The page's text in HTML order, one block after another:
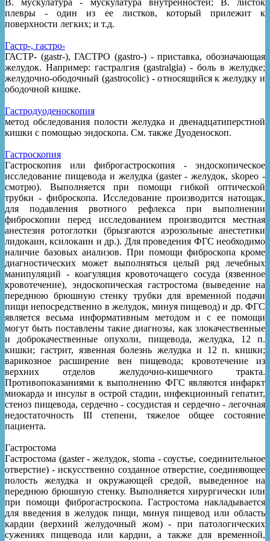
плевры - один из ее листков, который прилежит к
поверхности легких; и т.д.
Гастр-, гастро-
ГАСТР- (gastr-), ГАСТРО (gastro-) - приставка, обозначающая
желудок. Например: гастралгия (gastralgia) - боль в желудке;
желудочно-ободочный (gastrocolic) - относящийся к желудку и
ободочной кишке.
Гастродуоденоскопия
метод обследования полости желудка и двенадцатиперстной
кишки с помощью эндоскопа. См. также Дуоденоскоп.
Гастроскопия
Гастроскопия или фиброгастроскопия - эндоскопическое
исследование пищевода и желудка (gaster - желудок, skopeo -
смотрю). Выполняется при помощи гибкой оптической
трубки - фиброскопа. Исследование производится натощак,
для подавления рвотного рефлекса при выполнении
фиброскопии перед исследованием производится местная
анестезия ротоглотки (брызгаются аэрозольные анестетики
лидокаин, ксилокаин и др.). Для проведения ФГС необходимо
наличие базовых анализов. При помощи фиброскопа кроме
диагностических может выполняться целый ряд лечебных
манипуляций - коагуляция кровоточащего сосуда (язвенное
кровотечение), эндоскопическая гастростома (выведение на
переднюю брюшную стенку трубки для временной подачи
пищи непосредственно в желудок, минуя пищевод) и др. ФГС
является весьма информативным методом и с ее помощи
могут быть поставлены такие диагнозы, как злокачественные
и доброкачественные опухоли, пищевода, желудка, 12 п.
кишки; гастрит, язвенная болезнь желудка и 12 п. кишки;
варикозное расширение вен пищевода; кровотечение из
верхних отделов желудочно-кишечного тракта.
Противопоказаниями к выполнению ФГС являются инфаркт
миокарда и инсульт в острой стадии, инфекционный гепатит,
стеноз пищевода, сердечно - сосудистая и сердечно - легочная
недостаточность III степени, тяжелое общее состояние
пациента.
Гастростома
Гастростома (gaster - желудок, stoma - соустье, соединительное
отверстие) - искусственно созданное отверстие, соединяющее
полость желудка и окружающей средой, выведенное на
переднюю брюшную стенку. Выполняется хирургически или
при помощи фиброгастроскопа. Гастростома накладывается
для введения в желудок пищи, минуя пищевод или область
кардии (верхний желудочный жом) - при патологических
сужениях пищевода или кардии, а также для временной,